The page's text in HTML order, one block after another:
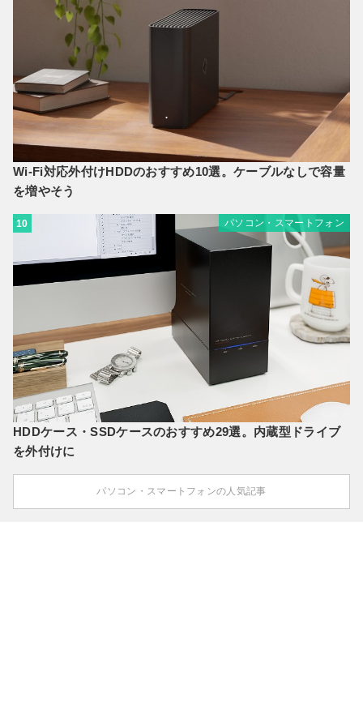
Wi-Fi対応外付けHDDのおすすめ10選。ケーブルなしで容量
を増やそう
10 パソコン・スマートフォン
HDDケース・SSDケースのおすすめ29選。内蔵型ドライブ
を外付けに
パソコン・スマートフォンの人気記事